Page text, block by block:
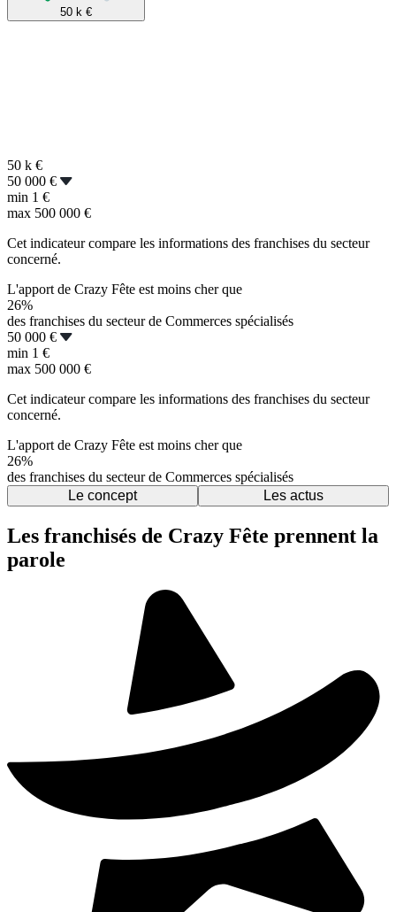
50 k €
50 k €
50 000 €
min 1 €
max 500 000 €
Cet indicateur compare les informations des franchises du secteur
concerné.
L'apport de Crazy Fête est moins cher que
26%
des franchises du secteur de Commerces spécialisés
50 000 €
min 1 €
max 500 000 €
Cet indicateur compare les informations des franchises du secteur
concerné.
L'apport de Crazy Fête est moins cher que
26%
des franchises du secteur de Commerces spécialisés
Le concept
Les actus
Les franchisés de Crazy Fête prennent la
parole